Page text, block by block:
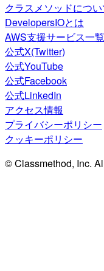
クラスメソッドについ
DevelopersIOとは
AWS支援サービス一覧
公式X(Twitter)
公式YouTube
公式Facebook
公式LinkedIn
アクセス情報
プライバシーポリシー
クッキーポリシー
© Classmethod, Inc.